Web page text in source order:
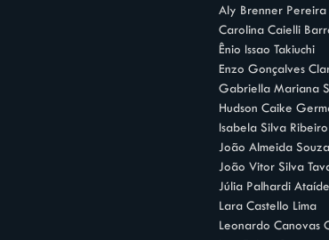
Aly Brenner Pereira
Carolina Caielli
Ênio Issao Takiuchi
Enzo Gonçalves
Gabriella Mariana
Hudson Caike
Isabela Silva Ribeiro
João Almeida Souza
João Vitor Silva
Júlia Palhardi Ataíde
Lara Castello Lima
Leonardo Canovas